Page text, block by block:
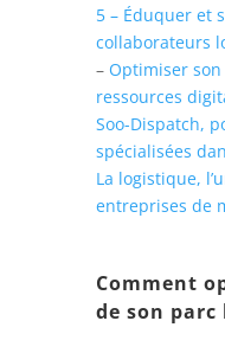
5 – Éduquer et
collaborateurs
– Optimiser
ressources
Soo-Dispatch,
spécialisées
La logistique,
entreprises de
Comment
de son